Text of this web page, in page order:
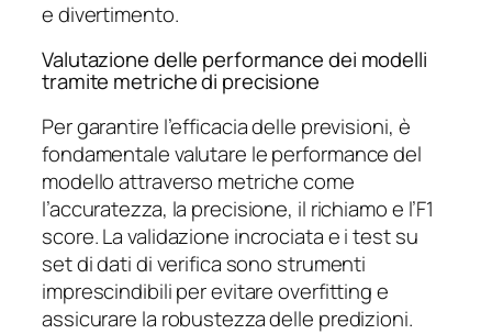
e divertimento.
Valutazione delle performance dei modelli
tramite metriche di precisione
Per garantire l’efficacia delle previsioni, è
fondamentale valutare le performance del
modello attraverso metriche come
l’accuratezza, la precisione, il richiamo e l’F1
score. La validazione incrociata e i test su
set di dati di verifica sono strumenti
imprescindibili per evitare overfitting e
assicurare la robustezza delle predizioni.